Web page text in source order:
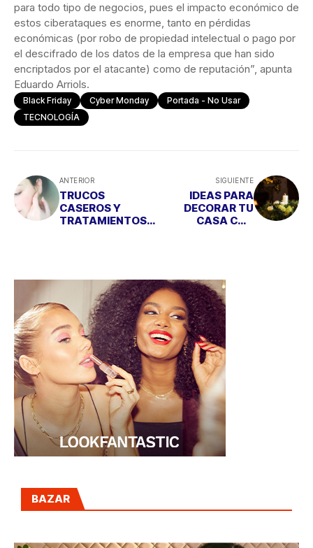
para todo tipo de negocios, pues el impacto económico de
estos ciberataques es enorme, tanto en pérdidas
económicas (por robo de propiedad intelectual o pago por
el descifrado de los datos de la empresa que han sido
encriptados por el atacante) como de reputación”, apunta
Eduardo Arriols.
Black Friday Cyber Monday
Portada - No Usar
TECNOLOGÍA
ANTERIOR
TRUCOS
CASEROS Y
TRATAMIENTOS
SIGUIENTE
IDEAS PARA
DECORAR TU
CASA CON
BAZAR